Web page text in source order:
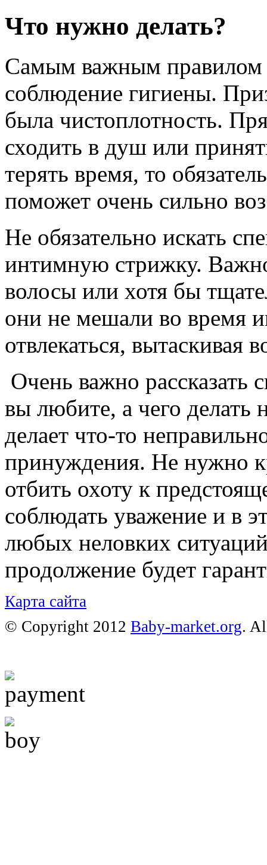
Что нужно делать?
Самым важным правилом
соблюдение гигиены.
была чистоплотность.
сходить в душ или
терять время, то
поможет очень сильно
Не обязательно искать
интимную стрижку.
волосы или хотя бы
они не мешали во время
отвлекаться, вытаскивая
Очень важно
вы любите, а чего делать
делает что-то
принуждения. Не нужно
отбить охоту к
соблюдать уважение и в
любых неловких
продолжение будет
Карта сайта
© Copyright 2012 Baby-market.org.